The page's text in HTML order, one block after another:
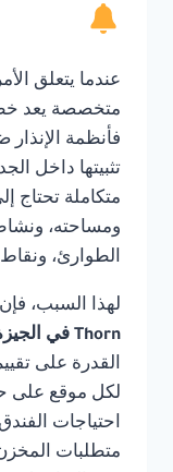
عندما يتعلق
متخصصة يعد
فأنظمة
تثبيتها داخل
متكاملة تحتاج
ومساحته،
الطوارئ،
لهذا السبب، فإن
Thorn في الجيزة
القدرة على
لكل موقع على
احتياجات
متطلبات